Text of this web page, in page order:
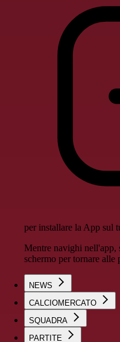
per installare la App sul
Mentre navighi nell'app,
schermo per tornare alle
NEWS
CALCIOMERCATO
SQUADRA
PARTITE